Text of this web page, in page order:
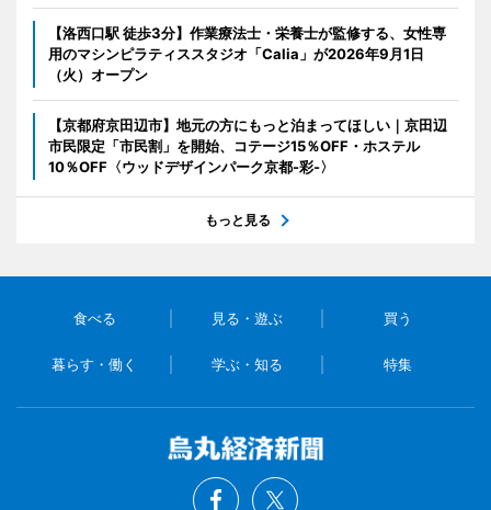
【洛西口駅 徒歩3分】作業療法士・栄養士が監修する、女性専
用のマシンピラティススタジオ「Calia」が2026年9月1日
（火）オープン
【京都府京田辺市】地元の方にもっと泊まってほしい｜京田辺
市民限定「市民割」を開始、コテージ15％OFF・ホステル
10％OFF〈ウッドデザインパーク京都-彩-〉
もっと見る
食べる 見る・遊ぶ 買う
暮らす・働く 学ぶ・知る 特集